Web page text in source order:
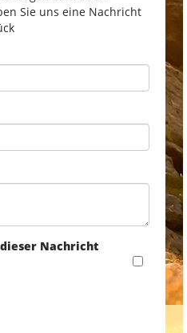
Sie uns eine Nachricht
Nachricht